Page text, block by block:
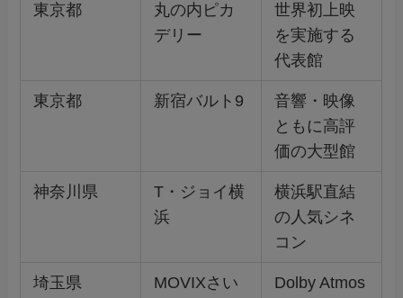
東京都
丸の内ピカ
デリー
世界初上映
を実施する
代表館
東京都 新宿バルト9
音響・映像
ともに高評
価の大型館
神奈川県
T・ジョイ横
浜
横浜駅直結
の人気シネ
コン
埼玉県
MOVIXさい
Dolby Atmos